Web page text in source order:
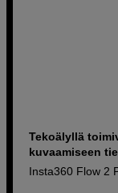
Tekoälyllä
kuvaamiseen
Insta360 Flow 2